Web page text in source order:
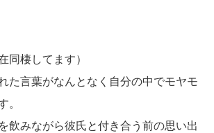
同棲してます）
た言葉がなんとなく自分の中でモヤモ
。
飲みながら彼氏と付き合う前の思い出